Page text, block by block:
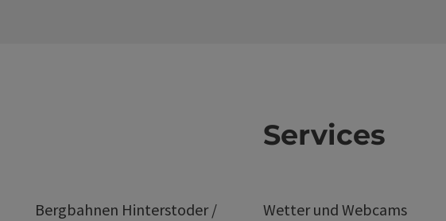
Bergbahnen Hinterstoder /
Services
Wetter und Webcams